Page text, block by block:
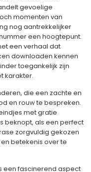
gevoelige
momenten van
nog aantrekkelijker
een hoogtepunt.
een verhaal dat
downloaden kennen
toegankelijk zijn
karakter.
die een zachte en
en rouw te bespreken.
met gratie
beknopt, als een perfect
zorgvuldig gekozen
betekenis over te
een fascinerend aspect